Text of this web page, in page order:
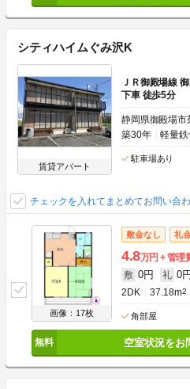
シティハイムぐみ沢K
賃貸アパート
ＪＲ御殿場線
下車 徒歩5分
静岡県御殿場市
築30年
軽量
駐車場あり
チェックを入れてまとめてお問い合
画像：17枚
敷金なし 礼
4.8万円 管理
敷 0円 礼 0円
2DK 37.18m2
角部屋
空室状況をお